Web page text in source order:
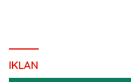
IKLAN